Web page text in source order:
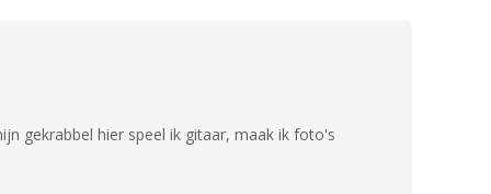
gekrabbel hier speel ik gitaar, maak ik foto's